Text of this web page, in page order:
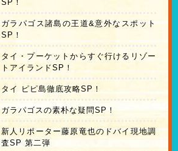
SP！
ガラパゴス諸島の王道&意外なスポット
SP！
タイ・プーケットからすぐ行けるリゾー
トアイランドSP！
タイ ピピ島徹底攻略SP！
ガラパゴスの素朴な疑問SP！
新人リポーター藤原竜也のドバイ現地調
査SP 第二弾